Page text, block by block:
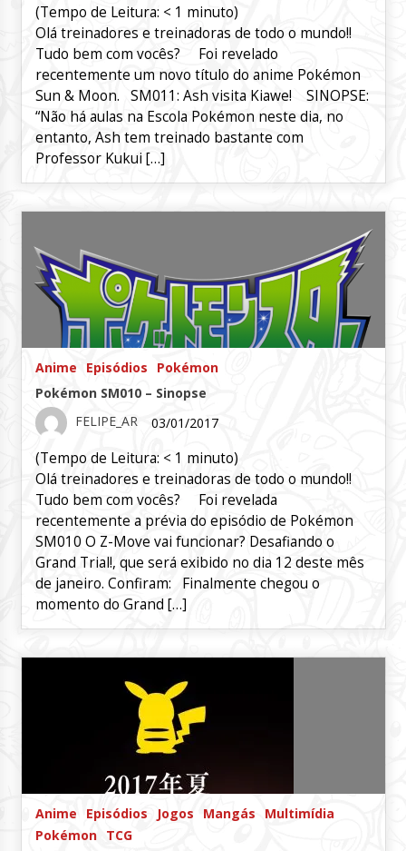
(Tempo de Leitura: < 1 minuto)
Olá treinadores e treinadoras de todo o mundo!!
Tudo bem com vocês? Foi revelado
recentemente um novo título do anime Pokémon
Sun & Moon. SM011: Ash visita Kiawe! SINOPSE:
“Não há aulas na Escola Pokémon neste dia, no
entanto, Ash tem treinado bastante com
Professor Kukui […]
Anime Episódios
Pokémon
Pokémon SM010 – Sinopse
FELIPE_AR
03/01/2017
(Tempo de Leitura: < 1 minuto)
Olá treinadores e treinadoras de todo o mundo!!
Tudo bem com vocês? Foi revelada
recentemente a prévia do episódio de Pokémon
SM010 O Z-Move vai funcionar? Desafiando o
Grand Trial!, que será exibido no dia 12 deste mês
de janeiro. Confiram: Finalmente chegou o
momento do Grand […]
Anime Episódios Jogos Mangás
Multimídia
Pokémon
TCG